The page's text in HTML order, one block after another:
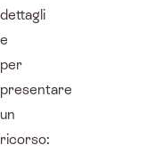
dettagli
e
per
presentare
un
ricorso: